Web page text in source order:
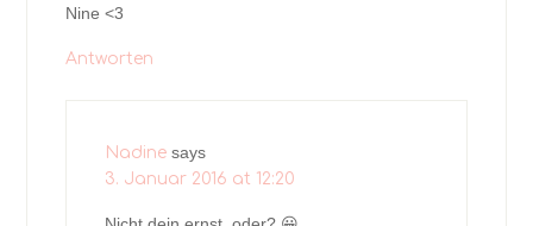
Nine <3
Antworten
Nadine says
3. Januar 2016 at 12:20